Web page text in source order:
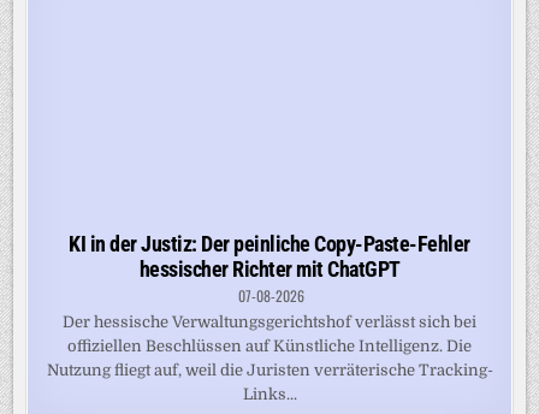
KI in der Justiz: Der peinliche Copy-Paste-Fehler
hessischer Richter mit ChatGPT
07-08-2026
Der hessische Verwaltungsgerichtshof verlässt sich bei
offiziellen Beschlüssen auf Künstliche Intelligenz. Die
Nutzung fliegt auf, weil die Juristen verräterische Tracking-
Links...